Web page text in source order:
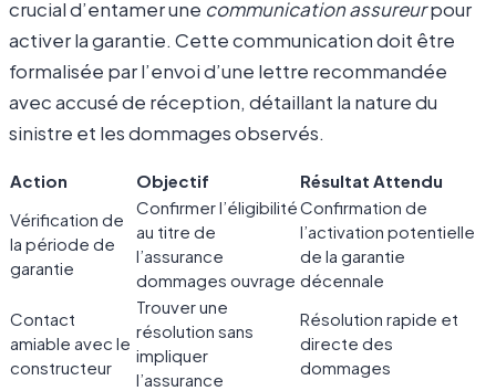
crucial d’entamer une communication assureurpour
activer la garantie. Cette communication doit être
formalisée par l’envoi d’une lettre recommandée
avec accusé de réception, détaillant la nature du
sinistre et les dommages observés.
Action Objectif
Résultat Attendu
Vérification de
la période de
garantie
Confirmer l’éligibilité
au titre de
l’assurance
dommages ouvrage
Confirmation de
l’activation potentielle
de la garantie
décennale
Contact
amiable avec le
constructeur
Trouver une
résolution sans
impliquer
l’assurance
Résolution rapide et
directe des
dommages